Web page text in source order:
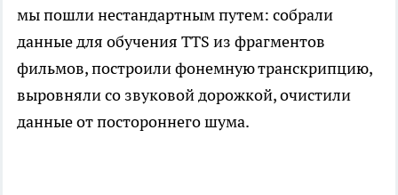
мы пошли нестандартным путем: собрали
данные для обучения TTS из фрагментов
фильмов, построили фонемную транскрипцию,
выровняли со звуковой дорожкой, очистили
данные от постороннего шума.